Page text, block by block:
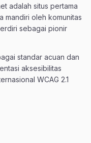
adalah situs pertama
mandiri oleh komunitas
sebagai pionir
standar acuan dan
aksesibilitas
WCAG 2.1